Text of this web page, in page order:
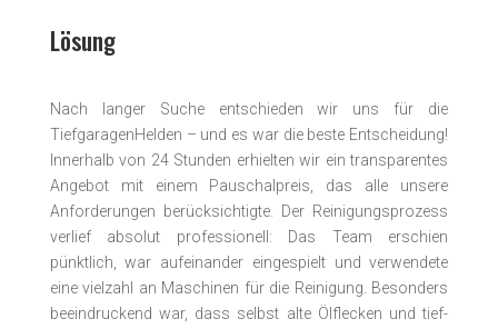
Lösung
Nach langer Suche entschieden wir uns für die
TiefgaragenHelden – und es war die beste Entscheidung!
Innerhalb von 24 Stunden erhielten wir ein transparentes
Angebot mit einem Pauschalpreis, das alle unsere
Anforderungen berücksichtigte. Der Reinigungs­prozess
verlief absolut pro­fessionell: Das Team erschien
pünktlich, war auf­einander ein­gespielt und ver­wendete
eine vielzahl an Maschinen für die Reinigung. Besonders
beeindruckend war, dass selbst alte Ölflecken und tief­